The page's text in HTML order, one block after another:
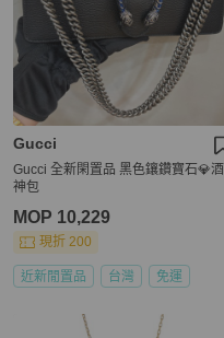
Gucci
Gucci 全新閑置品 黑色鑲鑽寶石💎酒
神包
MOP 10,229
現折 200
近新閒置品 台灣 免運